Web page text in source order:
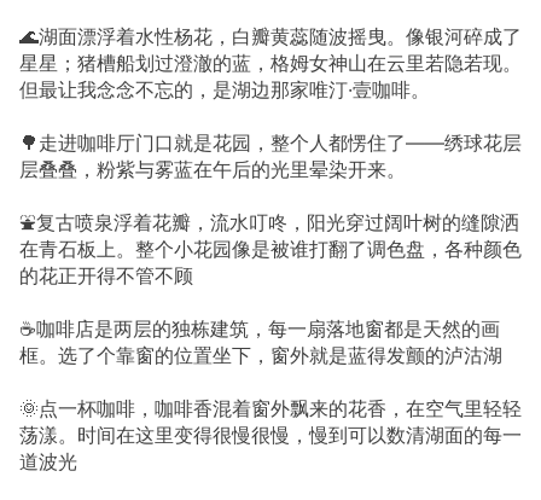
🌊湖面漂浮着水性杨花，白瓣黄蕊随波摇曳。像银河碎成了
星星；猪槽船划过澄澈的蓝，格姆女神山在云里若隐若现。
但最让我念念不忘的，是湖边那家唯汀·壹咖啡。
🌳走进咖啡厅门口就是花园，整个人都愣住了——绣球花层
层叠叠，粉紫与雾蓝在午后的光里晕染开来。
⛲复古喷泉浮着花瓣，流水叮咚，阳光穿过阔叶树的缝隙洒
在青石板上。整个小花园像是被谁打翻了调色盘，各种颜色
的花正开得不管不顾
☕咖啡店是两层的独栋建筑，每一扇落地窗都是天然的画
框。选了个靠窗的位置坐下，窗外就是蓝得发颤的泸沽湖
🌞点一杯咖啡，咖啡香混着窗外飘来的花香，在空气里轻轻
荡漾。时间在这里变得很慢很慢，慢到可以数清湖面的每一
道波光